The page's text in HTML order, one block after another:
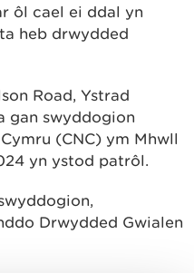
ôl cael ei ddal yn
heb drwydded
Road, Ystrad
gan swyddogion
(CNC) ym Mhwll
yn ystod patrôl.
Drwydded Gwialen